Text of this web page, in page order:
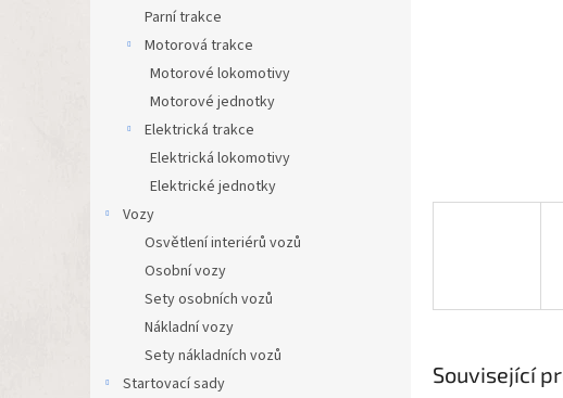
Parní trakce
Motorová trakce
Motorové lokomotivy
Motorové jednotky
Elektrická trakce
Elektrická lokomotivy
Elektrické jednotky
Vozy
Osvětlení interiérů vozů
Osobní vozy
Sety osobních vozů
Nákladní vozy
Sety nákladních vozů
Startovací sady
Související